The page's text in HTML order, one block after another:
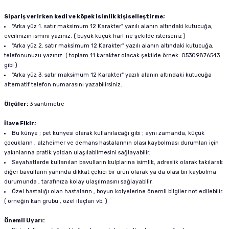
Sipariş verirken kedi ve köpek isimlik kişiselleştirme;
"Arka yüz 1. satır maksimum 12 Karakter" yazılı alanın altındaki kutucuğa,
evcilinizin ismini yazınız. ( büyük küçük harf ne şekilde isterseniz )
"Arka yüz 2. satır maksimum 12 Karakter" yazılı alanın altındaki kutucuğa,
telefonunuzu yazınız. ( toplam 11 karakter olacak şekilde örnek: 05309876543
gibi )
"Arka yüz 3. satır maksimum 12 Karakter" yazılı alanın altındaki kutucuğa
alternatif telefon numarasını yazabilirsiniz.
Ölçüler: 3 santimetre
İlave Fikir;
Bu künye ; pet künyesi olarak kullanılacağı gibi ; aynı zamanda, küçük
çocukların , alzheimer ve demans hastalarının olası kaybolması durumları için
yakınlarına pratik yoldan ulaşılabilmesini sağlayabilir.
Seyahatlerde kullanılan bavulların kulplarına isimlik, adreslik olarak takılarak
diğer bavulların yanında dikkat çekici bir ürün olarak ya da olası bir kaybolma
durumunda , tarafınıza kolay ulaşılmasını sağlayabilir.
Özel hastalığı olan hastaların , boyun kolyelerine önemli bilgiler not edilebilir.
( örneğin kan grubu , özel ilaçları vb. )
Önemli Uyarı: